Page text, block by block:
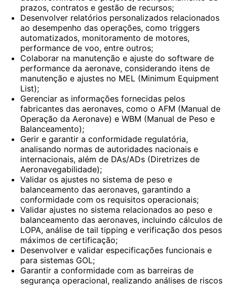
prazos, contratos e gestão de recursos;
Desenvolver relatórios personalizados relacionados
ao desempenho das operações, como triggers
automatizados, monitoramento de motores,
performance de voo, entre outros;
Colaborar na manutenção e ajuste do software de
performance da aeronave, considerando itens de
manutenção e ajustes no MEL (Minimum Equipment
List);
Gerenciar as informações fornecidas pelos
fabricantes das aeronaves, como o AFM (Manual de
Operação da Aeronave) e WBM (Manual de Peso e
Balanceamento);
Gerir e garantir a conformidade regulatória,
analisando normas de autoridades nacionais e
internacionais, além de DAs/ADs (Diretrizes de
Aeronavegabilidade);
Validar os ajustes no sistema de peso e
balanceamento das aeronaves, garantindo a
conformidade com os requisitos operacionais;
Validar ajustes no sistema relacionados ao peso e
balanceamento das aeronaves, incluindo cálculos de
LOPA, análise de tail tipping e verificação dos pesos
máximos de certificação;
Desenvolver e validar especificações funcionais e
para sistemas GOL;
Garantir a conformidade com as barreiras de
segurança operacional, realizando análises de riscos